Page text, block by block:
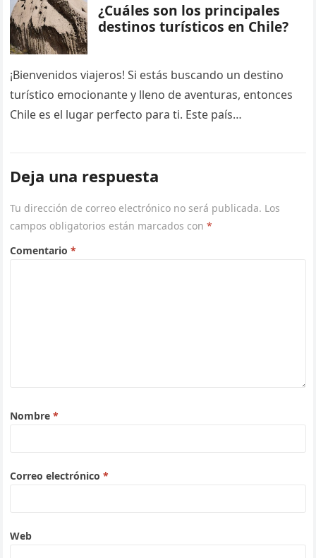
¿Cuáles son los principales
destinos turísticos en Chile?
¡Bienvenidos viajeros! Si estás buscando un destino
turístico emocionante y lleno de aventuras, entonces
Chile es el lugar perfecto para ti. Este país
Deja una respuesta
Tu dirección de correo electrónico no será publicada. Los
campos obligatorios están marcados con*
Comentario*
Nombre*
Correo electrónico*
Web